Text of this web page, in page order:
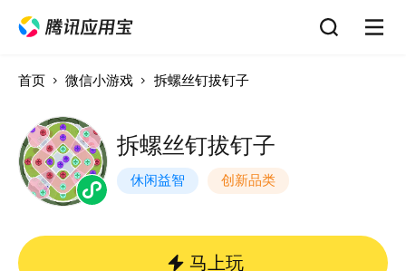
首页 微信小游戏 拆螺丝钉拔钉子
拆螺丝钉拔钉子
休闲益智 创新品类
马上玩